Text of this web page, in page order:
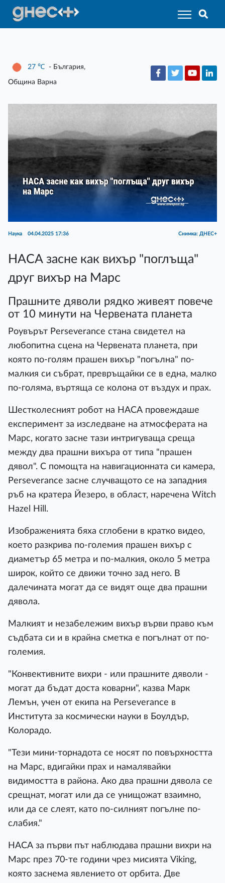
27 ℃ - България,
Община Варна
Наука 04.04.2025 17:36 Снимка: ДНЕС+
НАСА засне как вихър "поглъща"
друг вихър на Марс
Прашните дяволи рядко живеят повече
от 10 минути на Червената планета
Роувърът Perseverance стана свидетел на
любопитна сцена на Червената планета, при
която по-голям прашен вихър "погълна" по-
малкия си събрат, превръщайки се в една, малко
по-голяма, въртяща се колона от въздух и прах.
Шестколесният робот на НАСА провеждаше
експеримент за изследване на атмосферата на
Марс, когато засне тази интригуваща среща
между два прашни вихъра от типа "прашен
дявол". С помощта на навигационната си камера,
Perseverance засне случващото се на западния
ръб на кратера Йезеро, в област, наречена Witch
Hazel Hill.
Изображенията бяха сглобени в кратко видео,
което разкрива по-големия прашен вихър с
диаметър 65 метра и по-малкия, около 5 метра
широк, който се движи точно зад него. В
далечината могат да се видят още два прашни
дявола.
Малкият и незабележим вихър върви право към
съдбата си и в крайна сметка е погълнат от по-
големия.
"Конвективните вихри - или прашните дяволи -
могат да бъдат доста коварни", казва Марк
Лемън, учен от екипа на Perseverance в
Института за космически науки в Боулдър,
Колорадо.
"Тези мини-торнадота се носят по повърхността
на Марс, вдигайки прах и намалявайки
видимостта в района. Ако два прашни дявола се
срещнат, могат или да се унищожат взаимно,
или да се слеят, като по-силният погълне по-
слабия."
НАСА за първи път наблюдава прашни вихри на
Марс през 70-те години чрез мисията Viking,
която заснема явлението от орбита. Две